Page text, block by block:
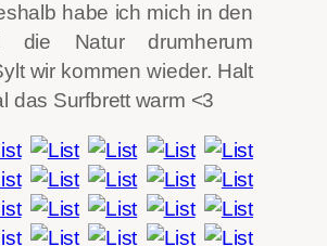
habe ich mich in den
die Natur drumherum
wir kommen wieder. Halt
das Surfbrett warm <3